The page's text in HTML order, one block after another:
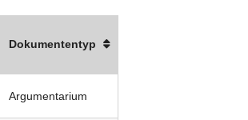
Dokumententyp
Argumentarium